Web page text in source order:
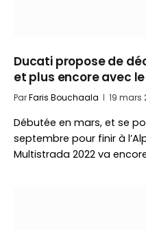
Ducati propose de
et plus encore avec
ParFaris Bouchaala 19 mars
Débutée en mars, et se
septembre pour finir à
Multistrada 2022 va